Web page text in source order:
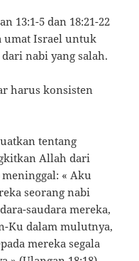
13:1-5 dan 18:21-22
umat Israel untuk
nabi yang salah.
harus konsisten
tentang
Allah dari
« Aku
seorang nabi
saudara mereka,
Ku dalam mulutnya,
mereka segala